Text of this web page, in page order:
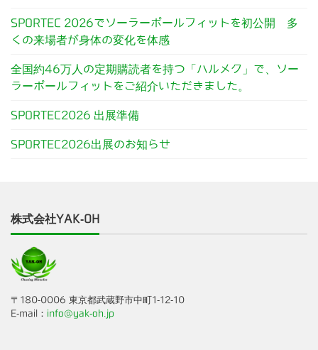
SPORTEC 2026でソーラーポールフィットを初公開 多
くの来場者が身体の変化を体感
全国約46万人の定期購読者を持つ「ハルメク」で、ソー
ラーポールフィットをご紹介いただきました。
SPORTEC2026 出展準備
SPORTEC2026出展のお知らせ
株式会社YAK-OH
〒180-0006 東京都武蔵野市中町1-12-10
E-mail： info@yak-oh.jp